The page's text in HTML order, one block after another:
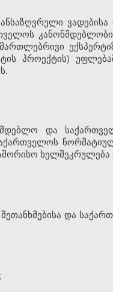
ვადებისა
პროექტის)
.
და
ნორმატიულ
ხელშეკრულება
და